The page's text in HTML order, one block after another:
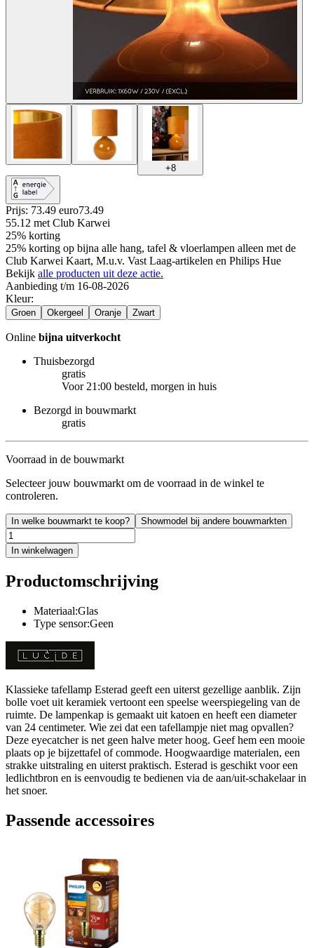
+8
Prijs: 73.49 euro73.49
55.12 met Club Karwei
25% korting
25% korting op bijna alle hang, tafel & vloerlampen alleen met de
Club Karwei Kaart, M.u.v. Vast Laag-artikelen en Philips Hue
Bekijk alle producten uit deze actie.
Aanbieding t/m 16-08-2026
Kleur:
Groen Okergeel Oranje Zwart
Online bijna uitverkocht
Thuisbezorgd
gratis
Voor 21:00 besteld, morgen in huis
Bezorgd in bouwmarkt
gratis
Voorraad in de bouwmarkt
Selecteer jouw bouwmarkt om de voorraad in de winkel te
controleren.
In welke bouwmarkt te koop? Showmodel bij andere bouwmarkten
In winkelwagen
Productomschrijving
Materiaal:Glas
Type sensor:Geen
Klassieke tafellamp Esterad geeft een uiterst gezellige aanblik. Zijn
bolle voet uit keramiek vertoont een speelse weerspiegeling van de
ruimte. De lampenkap is gemaakt uit katoen en heeft een diameter
van 24 centimeter. Wie zei dat een tafellampje niet mag opvallen?
Deze eyecatcher is net geen halve meter hoog. Geef hem een mooie
plaats op je bijzettafel of commode. Hoogwaardige materialen, een
strakke uitstraling en uiterst praktisch. Esterad is geschikt voor een
ledlichtbron en is eenvoudig te bedienen via de aan/uit-schakelaar in
het snoer.
Passende accessoires